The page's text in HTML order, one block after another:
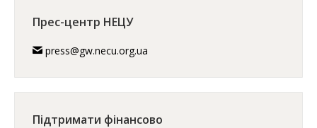
Прес-центр НЕЦУ
press@gw.necu.org.ua
Підтримати фінансово